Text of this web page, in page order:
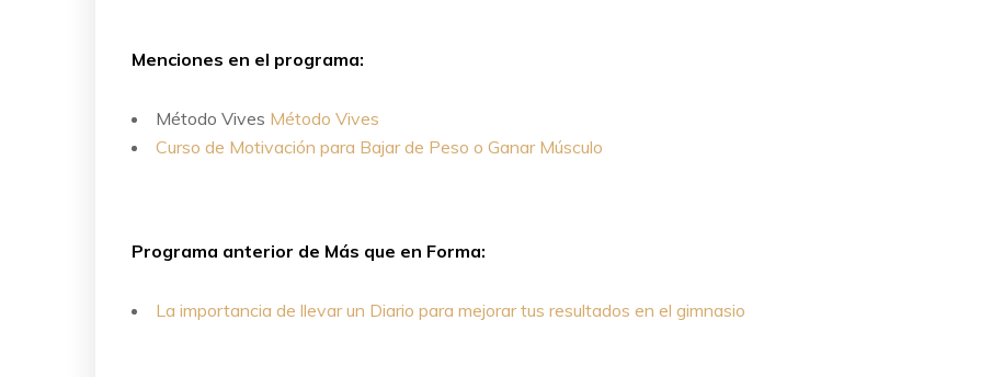
Menciones en el programa:
Método Vives Método Vives
Curso de Motivación para Bajar de Peso o Ganar Músculo
Programa anterior de Más que en Forma:
La importancia de llevar un Diario para mejorar tus resultados en el gimnasio